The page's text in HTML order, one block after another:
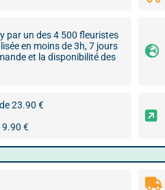
par un des 4 500 fleuristes
en moins de 3h, 7 jours
et la disponibilité des
23.90 €
9.90 €